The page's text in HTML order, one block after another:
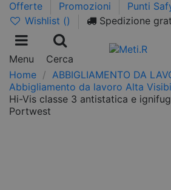
Offerte Promozioni
Punti
Wishlist () Spedizione
Menu Cerca
Home
ABBIGLIAMENTO DA
Abbigliamento da lavoro Alta
Hi-Vis classe 3 antistatica e
Portwest